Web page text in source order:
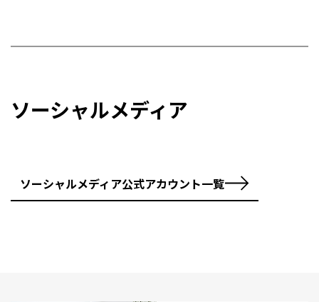
ソーシャルメディア
ソーシャルメディア公式アカウント一覧